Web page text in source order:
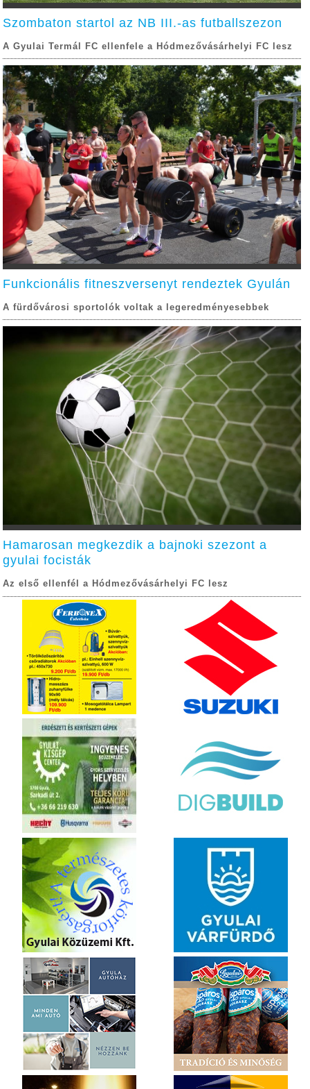
Szombaton startol az NB III.-as futballszezon
A Gyulai Termál FC ellenfele a Hódmezővásárhelyi FC lesz
Funkcionális fitneszversenyt rendeztek Gyulán
A fürdővárosi sportolók voltak a legeredményesebbek
Hamarosan megkezdik a bajnoki szezont a
gyulai focisták
Az első ellenfél a Hódmezővásárhelyi FC lesz